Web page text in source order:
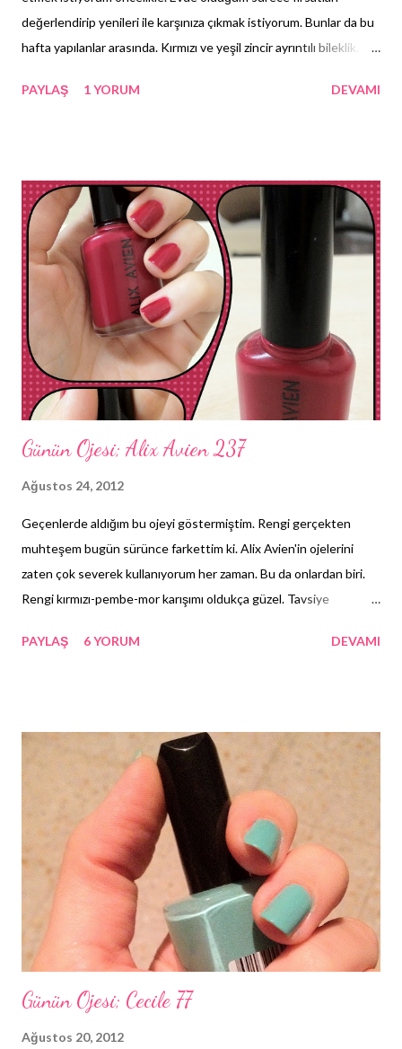
değerlendirip yenileri ile karşınıza çıkmak istiyorum. Bunlar da bu
hafta yapılanlar arasında. Kırmızı ve yeşil zincir ayrıntılı bileklik.
özellikte. Bilgi ve sipariş için: aslicotala@gmail.com
PAYLAŞ 1 YORUM DEVAMI
Günün Ojesi; Alix Avien 237
Ağustos 24, 2012
Geçenlerde aldığım bu ojeyi göstermiştim. Rengi gerçekten
muhteşem bugün sürünce farkettim ki. Alix Avien'in ojelerini
zaten çok severek kullanıyorum her zaman. Bu da onlardan biri.
Rengi kırmızı-pembe-mor karışımı oldukça güzel. Tavsiye
seviyorsanız.
PAYLAŞ 6 YORUM DEVAMI
Günün Ojesi; Cecile 77
Ağustos 20, 2012